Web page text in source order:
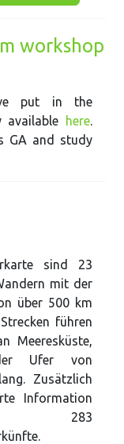
workshop
put in the
available here.
GA and study
sind 23
mit der
über 500 km
führen
Meeresküste,
Ufer von
Zusätzlich
Information
283